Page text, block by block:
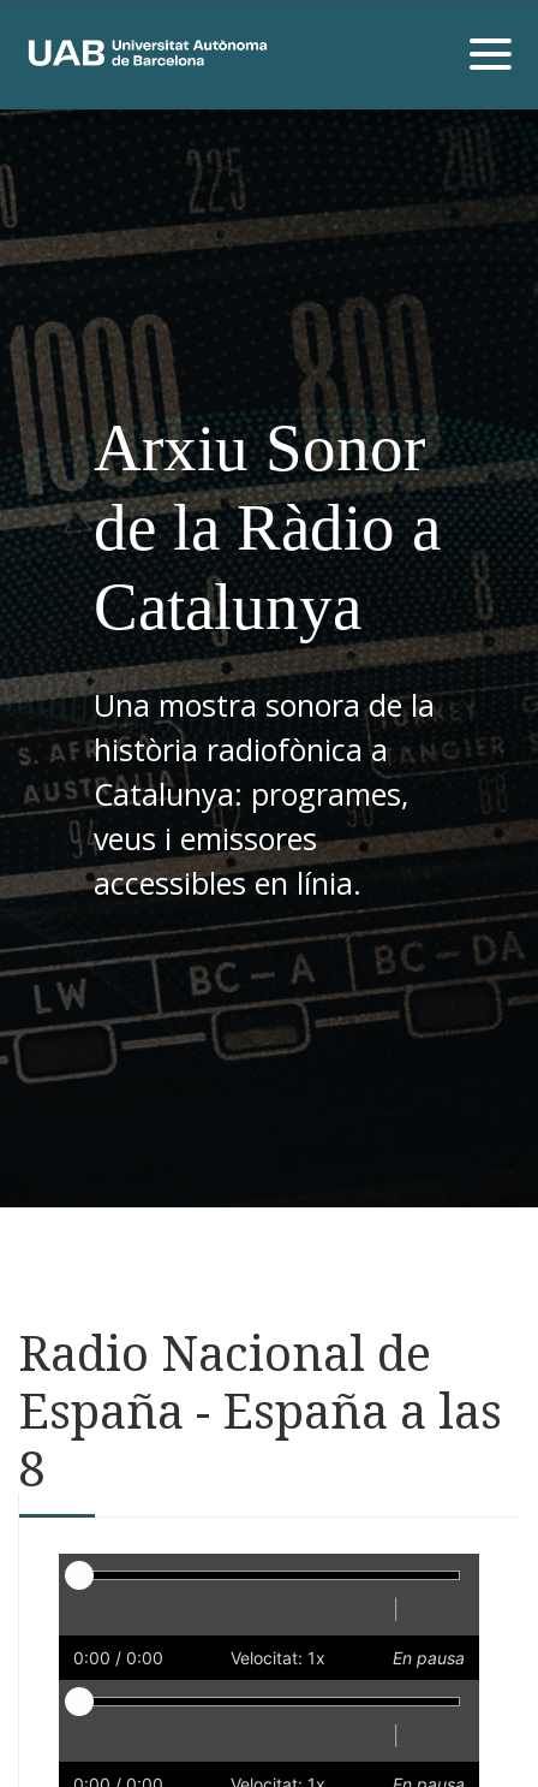
Arxiu Sonor
de la Ràdio a
Catalunya
Una mostra sonora de la
història radiofònica a
Catalunya: programes,
veus i emissores
accessibles en línia.
Radio Nacional de
España - España a las
8
Reproductor
Lent
0:00 / 0:00 Velocitat: 1x En pausa
Reproductor
Lent